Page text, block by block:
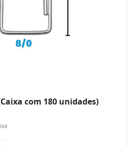
com 180 unidades)